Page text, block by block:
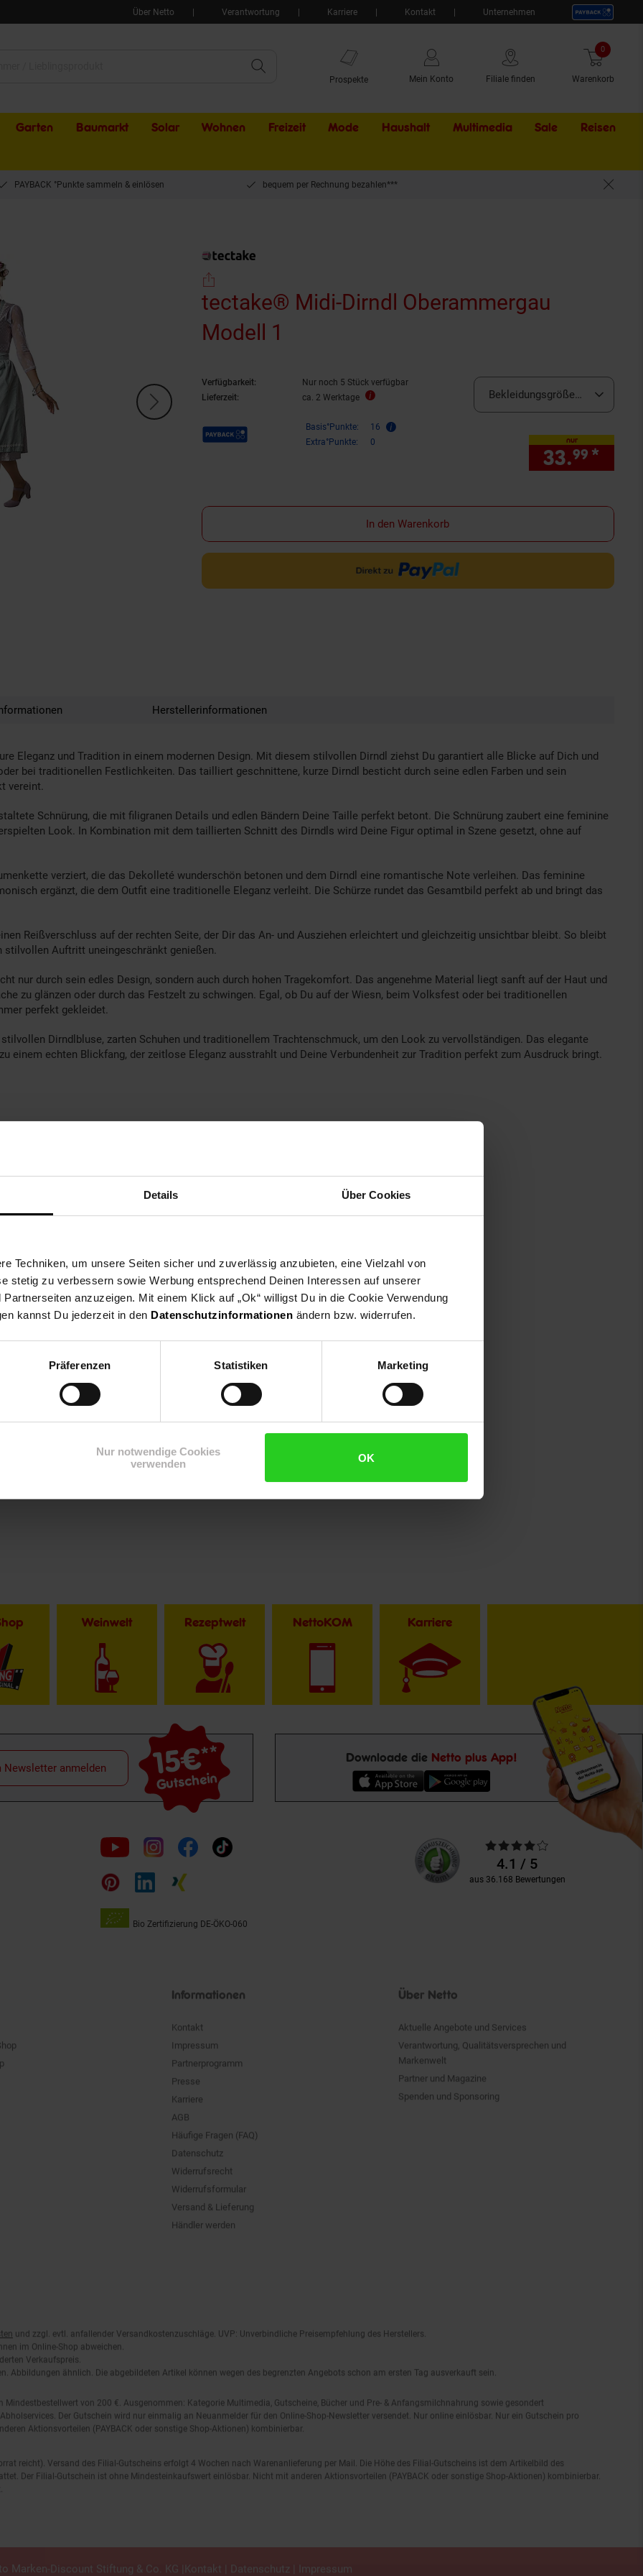
Details Über Cookies
Techniken, um unsere Seiten sicher und zuverlässig anzubieten, eine Vielzahl von
stetig zu verbessern sowie Werbung entsprechend Deinen Interessen auf unserer
anzuzeigen. Mit einem Klick auf „Ok“ willigst Du in die Cookie Verwendung
kannst Du jederzeit in den Datenschutzinformationen ändern bzw. widerrufen.
Präferenzen Statistiken Marketing
Nur notwendige Cookies
verwenden
OK
Über Netto Verantwortung Karriere Kontakt Unternehmen
Prospekte Mein Konto Filiale finden Warenkorb
0 Artikel
Garten Baumarkt Solar Wohnen Freizeit Mode Haushalt Multimedia Sale Externer
Reisen
PAYBACK °Punkte sammeln & einlösen bequem per Rechnung bezahlen***
tectake® Midi-Dirndl Oberammergau
Modell 1
Verfügbarkeit:
Nur noch 5 Stück verfügbar
Lieferzeit:
ca. 2 Werktage
Payback Punkte Basis°Punkte:
16
Extra°Punkte:
0
Bekleidungsgröße:S
nur
33.99 *
In den Warenkorb
Herstellerinformationen
Eleganz und Tradition in einem modernen Design. Mit diesem stilvollen Dirndl ziehst Du garantiert alle Blicke auf Dich und
bei traditionellen Festlichkeiten. Das tailliert geschnittene, kurze Dirndl besticht durch seine edlen Farben und sein
vereint.
Schnürung, die mit filigranen Details und edlen Bändern Deine Taille perfekt betont. Die Schnürung zaubert eine feminine
Look. In Kombination mit dem taillierten Schnitt des Dirndls wird Deine Figur optimal in Szene gesetzt, ohne auf
verziert, die das Dekolleté wunderschön betonen und dem Dirndl eine romantische Note verleihen. Das feminine
ergänzt, die dem Outfit eine traditionelle Eleganz verleiht. Die Schürze rundet das Gesamtbild perfekt ab und bringt das
Reißverschluss auf der rechten Seite, der Dir das An- und Ausziehen erleichtert und gleichzeitig unsichtbar bleibt. So bleibt
stilvollen Auftritt uneingeschränkt genießen.
nur durch sein edles Design, sondern auch durch hohen Tragekomfort. Das angenehme Material liegt sanft auf der Haut und
zu glänzen oder durch das Festzelt zu schwingen. Egal, ob Du auf der Wiesn, beim Volksfest oder bei traditionellen
perfekt gekleidet.
Dirndlbluse, zarten Schuhen und traditionellem Trachtenschmuck, um den Look zu vervollständigen. Das elegante
einem echten Blickfang, der zeitlose Eleganz ausstrahlt und Deine Verbundenheit zur Tradition perfekt zum Ausdruck bringt.
Weinwelt Rezeptwelt NettoKOM Karriere
15€**
Gutschein
Newsletter anmelden
Downloade die Netto plus App!
Folge
uns
auf
Bio Zertifizierung DE-ÖKO-060
Unsere
Kundenbewertungen
Durchschnittliche
Bewertungen4.1 / 5
aus 36.168 Bewertungen
Impressum
Partnerprogramm
Presse
Karriere
AGB
Häufige Fragen (FAQ)
Datenschutz
Widerrufsrecht
Widerrufsformular
Versand & Lieferung
Händler werden
Verantwortung, Qualitätsversprechen und
Markenwelt
Partner und Magazine
Spenden und Sponsoring
im Online-Shop abweichen.
Verkaufspreis.
Abbildungen ähnlich. Die abgebildeten Artikel können wegen des begrenzten Angebots schon am ersten Tag ausverkauft sein.
von 200 €. Ausgenommen: Kategorie Multimedia, Gutscheine, Bücher und Pre- & Anfangsmilchnahrung sowie gesondert
Der Gutschein wird nur einmalig an Neuanmelder für den Online-Shop-Newsletter versendet. Nur online einlösbar. Nur ein Gutschein pro
Aktionsvorteilen (PAYBACK oder sonstige Shop-Aktionen) kombinierbar.
reicht). Versand des Filial-Gutscheins erfolgt 4 Wochen nach Warenanlieferung per Mail. Die Höhe des Filial-Gutscheins ist dem Artikelbild des
Der Filial-Gutschein ist ohne Mindesteinkaufswert einlösbar. Nicht mit anderen Aktionsvorteilen (PAYBACK oder sonstige Shop-Aktionen) kombinierbar.